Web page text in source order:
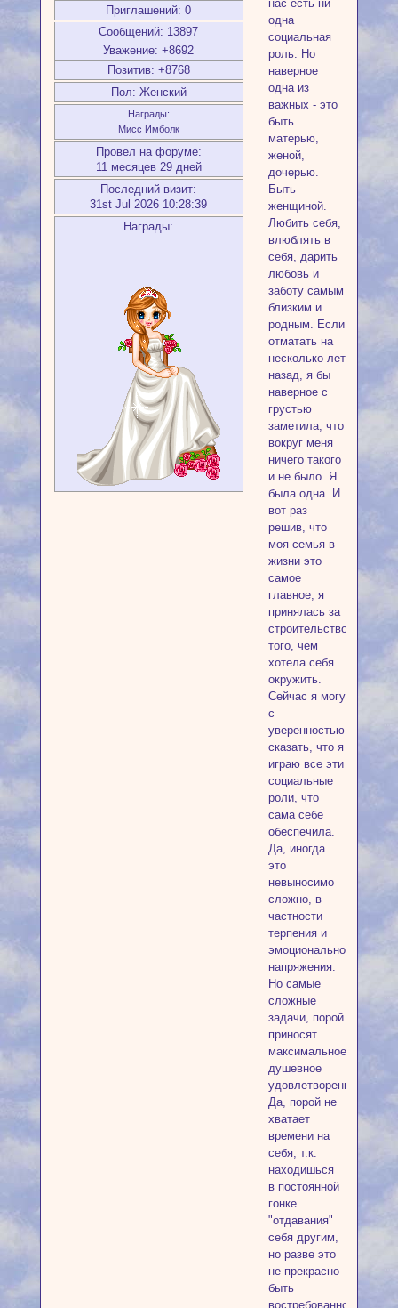
Приглашений: 0
Сообщений: 13897
Уважение: +8692
Позитив: +8768
Пол: Женский
Награды:
Мисс Имболк
Провел на форуме:
11 месяцев 29 дней
Последний визит:
31st Jul 2026 10:28:39
Награды:
нас есть ни
одна
социальная
роль. Но
наверное
одна из
важных - это
быть
матерью,
женой,
дочерью.
Быть
женщиной.
Любить себя,
влюблять в
себя, дарить
любовь и
заботу самым
близким и
родным. Если
отматать на
несколько лет
назад, я бы
наверное с
грустью
заметила, что
вокруг меня
ничего такого
и не было. Я
была одна. И
вот раз
решив, что
моя семья в
жизни это
самое
главное, я
принялась за
строительство
того, чем
хотела себя
окружить.
Сейчас я могу
с
уверенностью
сказать, что я
играю все эти
социальные
роли, что
сама себе
обеспечила.
Да, иногда
это
невыносимо
сложно, в
частности
терпения и
эмоционального
напряжения.
Но самые
сложные
задачи, порой
приносят
максимальное
душевное
удовлетворение.
Да, порой не
хватает
времени на
себя, т.к.
находишься
в постоянной
гонке
"отдавания"
себя другим,
но разве это
не прекрасно
быть
востребованной.